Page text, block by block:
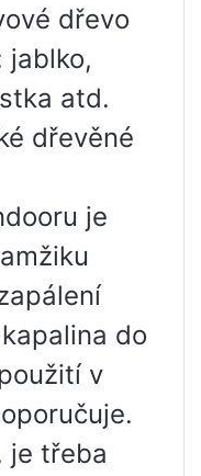
dřevo
jablko,
atd.
dřevěné
je
do
v
je třeba